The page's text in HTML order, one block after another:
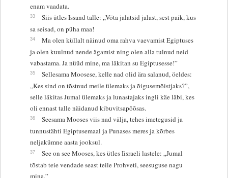
enam vaadata.
33
Siis ütles Issand talle: „Võta jalatsid jalast, sest paik, kus
sa seisad, on püha maa!
34
Ma olen küllalt näinud oma rahva vaevamist Egiptuses
ja olen kuulnud nende ägamist ning olen alla tulnud neid
vabastama. Ja nüüd mine, ma läkitan su Egiptusesse!”
35
Sellesama Moosese, kelle nad olid ära salanud, öeldes:
„Kes sind on tõstnud meile ülemaks ja õigusemõistjaks?”,
selle läkitas Jumal ülemaks ja lunastajaks ingli käe läbi, kes
oli ennast talle näidanud kibuvitsapõõsas.
36
Seesama Mooses viis nad välja, tehes imetegusid ja
tunnustähti Egiptusemaal ja Punases meres ja kõrbes
neljakümne aasta jooksul.
37
See on see Mooses, kes ütles Iisraeli lastele: „Jumal
tõstab teie vendade seast teile Prohveti, seesuguse nagu
mina.”